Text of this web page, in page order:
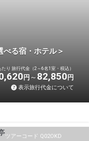
る宿・ホテル＞
り 旅行代金（2～6名1室・税込）
円 82,850 円
表示旅行代金について
ツアーコード Q02OKD